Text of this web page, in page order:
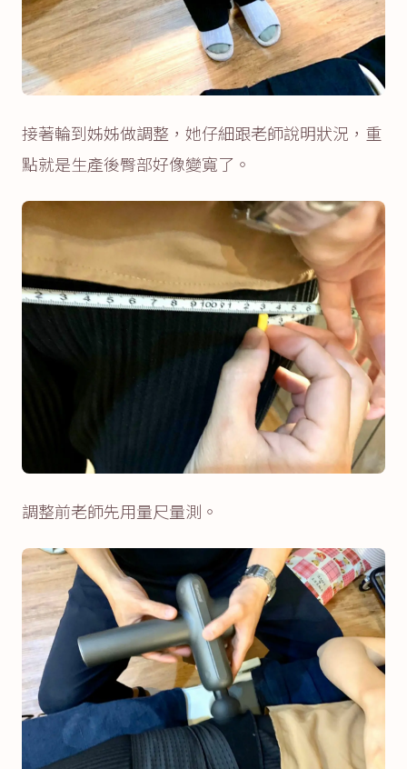
接著輪到姊姊做調整，她仔細跟老師說明狀況，重
點就是生產後臀部好像變寬了。
調整前老師先用量尺量測。